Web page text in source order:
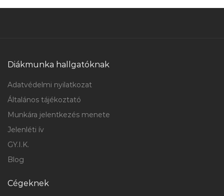
Diákmunka hallgatóknak
Adatvédelmi nyilatkozat
Általános tájékoztató
Munkára jelentkezés menete
Jelenléti ív
GY.I.K.
Blog
Cégeknek